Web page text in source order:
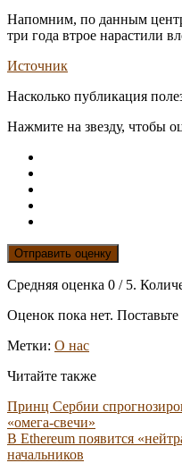
Напомним, по данным
три года втрое нарастили
Источник
Насколько публикация
Нажмите на звезду, чтобы
Отправить оценку
Средняя оценка 0 / 5.
Оценок пока нет.
Метки: О нас
Читайте также
Принц Сербии
«омега-свечи»
В Ethereum появится
начальников